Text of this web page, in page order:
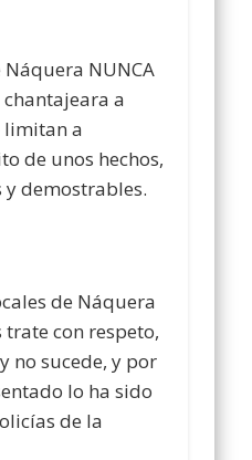
NUNCA
a
limitan a
de unos hechos,
demostrables.
de Náquera
con respeto,
no sucede, y por
lo ha sido
de la